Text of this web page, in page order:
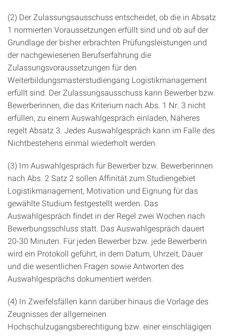
(2) Der Zulassungsausschuss entscheidet, ob die in Absatz
1 normierten Voraussetzungen erfüllt sind und ob auf der
Grundlage der bisher erbrachten Prüfungsleistungen und
der nachgewiesenen Berufserfahrung die
Zulassungsvoraussetzungen für den
Weiterbildungsmasterstudiengang Logistikmanagement
erfüllt sind. Der Zulassungsausschuss kann Bewerber bzw.
Bewerberinnen, die das Kriterium nach Abs. 1 Nr. 3 nicht
erfüllen, zu einem Auswahlgespräch einladen, Näheres
regelt Absatz 3. Jedes Auswahlgespräch kann im Falle des
Nichtbestehens einmal wiederholt werden.
(3) Im Auswahlgespräch für Bewerber bzw. Bewerberinnen
nach Abs. 2 Satz 2 sollen Affinität zum Studiengebiet
Logistikmanagement, Motivation und Eignung für das
gewählte Studium festgestellt werden. Das
Auswahlgespräch findet in der Regel zwei Wochen nach
Bewerbungsschluss statt. Das Auswahlgespräch dauert
20-30 Minuten. Für jeden Bewerber bzw. jede Bewerberin
wird ein Protokoll geführt, in dem Datum, Uhrzeit, Dauer
und die wesentlichen Fragen sowie Antworten des
Auswahlgesprächs dokumentiert werden.
(4) In Zweifelsfällen kann darüber hinaus die Vorlage des
Zeugnisses der allgemeinen
Hochschulzugangsberechtigung bzw. einer einschlägigen